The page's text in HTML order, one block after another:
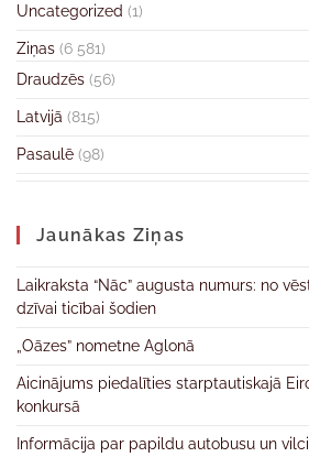
Uncategorized (1)
Ziņas (6 581)
Draudzēs (56)
Latvijā (815)
Pasaulē (98)
Jaunākas Ziņas
Laikraksta “Nāc” augusta numurs: no
dzīvai ticībai šodien
„Oāzes” nometne Aglonā
Aicinājums piedalīties starptautiskajā
konkursā
Informācija par papildu autobusu un